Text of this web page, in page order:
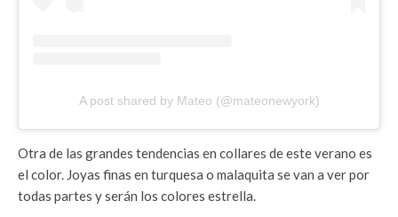
A post shared by Mateo (@mateonewyork)
Otra de las grandes tendencias en collares de este verano es
el color. Joyas finas en turquesa o malaquita se van a ver por
todas partes y serán los colores estrella.